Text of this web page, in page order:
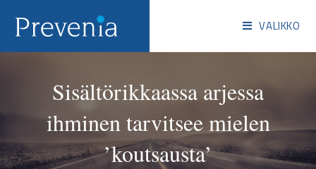
VALIKKO
Sisältörikkaassa arjessa
ihminen tarvitsee mielen
’koutsausta’